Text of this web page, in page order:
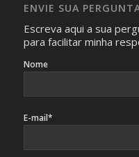
identificação da pessoa
ENVIE SUA
Escreva aqui a sua
para facilitar minha
Nome
E-mail*